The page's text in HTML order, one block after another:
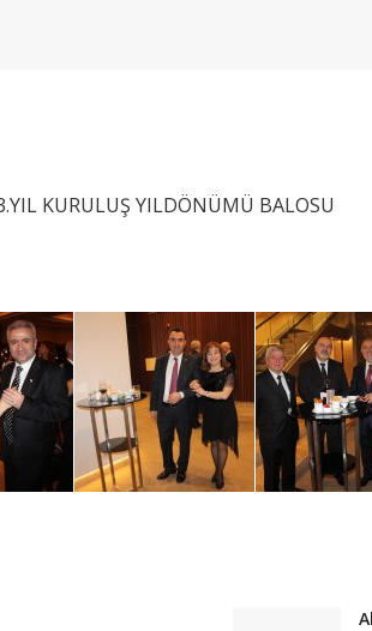
KURULUŞ YILDÖNÜMÜ BALOSU